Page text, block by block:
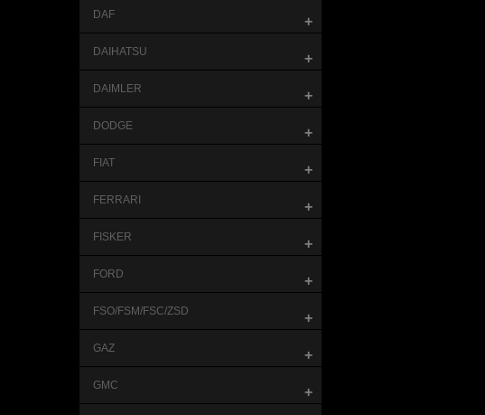
DAF +
DAIHATSU +
DAIMLER +
DODGE +
FIAT +
FERRARI +
FISKER +
FORD +
FSO/FSM/FSC/ZSD +
GAZ +
GMC +